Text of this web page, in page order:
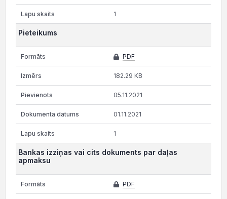
1
Pieteikums
PDF
182.29 KB
05.11.2021
01.11.2021
1
Bankas izziņas vai cits dokuments par daļas
apmaksu
PDF